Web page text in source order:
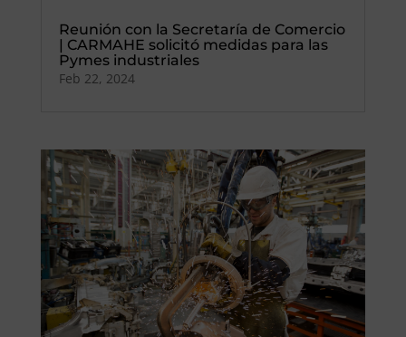
Reunión con la Secretaría de Comercio
| CARMAHE solicitó medidas para las
Pymes industriales
Feb 22, 2024